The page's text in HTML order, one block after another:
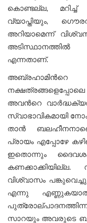
കൊണ്ടല്ല,
വ്യാപ്തിയും,
അറിയാമെന്ന്
എന്നതാണ്.
അബ്രഹാമിന്‍റെ
നക്ഷത്രങ്ങളെപ്പോലെ
അവന്‍റെ
സ്വാഭാവികമായി
താൻ
പ്രായം എപ്പോഴേ
ഇതൊന്നും
വിശ്വാസം
എന്നു എണ്ണുകയാൽ
സാറയും അവരുടെ